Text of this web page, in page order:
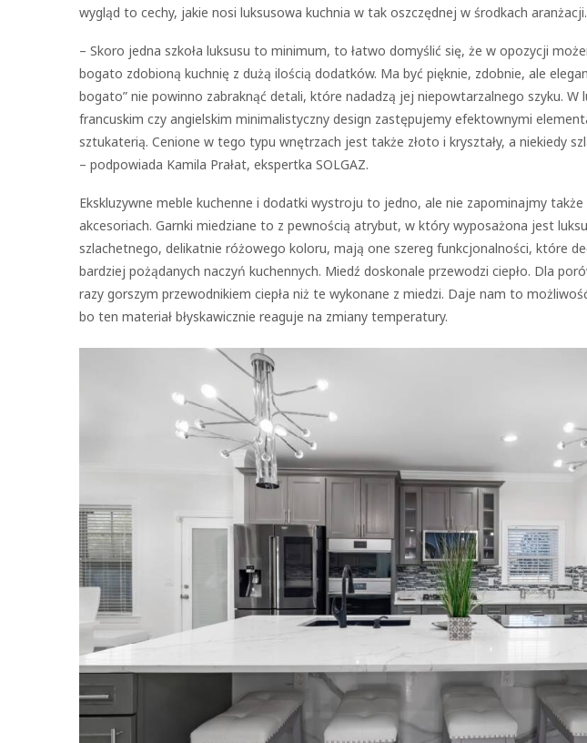
wygląd to cechy, jakie nosi luksusowa kuchnia w tak oszczędnej w środkach aranżacji.
– Skoro jedna szkoła luksusu to minimum, to łatwo domyślić się, że w opozycji
bogato zdobioną kuchnię z dużą ilością dodatków. Ma być pięknie, zdobnie, ale
bogato” nie powinno zabraknąć detali, które nadadzą jej niepowtarzalnego szyku. W
francuskim czy angielskim minimalistyczny design zastępujemy efektownymi
sztukaterią. Cenione w tego typu wnętrzach jest także złoto i kryształy, a niekiedy
– podpowiada Kamila Prałat, ekspertka SOLGAZ.
Ekskluzywne meble kuchenne i dodatki wystroju to jedno, ale nie zapominajmy
akcesoriach. Garnki miedziane to z pewnością atrybut, w który wyposażona jest
szlachetnego, delikatnie różowego koloru, mają one szereg funkcjonalności, które
bardziej pożądanych naczyń kuchennych. Miedź doskonale przewodzi ciepło. Dla
razy gorszym przewodnikiem ciepła niż te wykonane z miedzi. Daje nam to
bo ten materiał błyskawicznie reaguje na zmiany temperatury.